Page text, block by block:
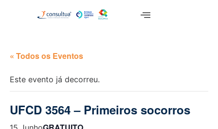
« Todos os Eventos
Este evento já decorreu.
UFCD 3564 – Primeiros socorros